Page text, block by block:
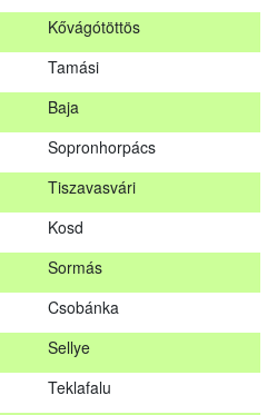
Kővágótöttös
Tamási
Baja
Sopronhorpács
Tiszavasvári
Kosd
Sormás
Csobánka
Sellye
Teklafalu
Egyházasrádóc
Kiskorpád
Kővágótöttös
Kosd